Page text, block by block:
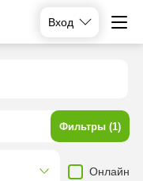
Вход
Фильтры (1)
Онлайн